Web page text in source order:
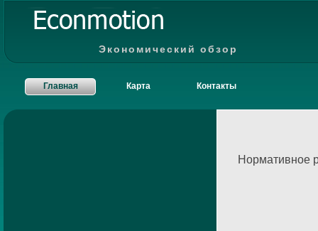
Экономический обзор
Главная Карта Контакты
Нормативное